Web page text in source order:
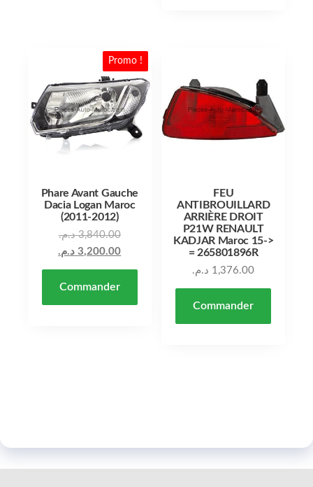
Promo !
Phare Avant Gauche
Dacia Logan Maroc
(2011-2012)
3,840.00 د.م.
3,200.00 د.م.
Commander
FEU
ANTIBROUILLARD
ARRIÈRE DROIT
P21W RENAULT
KADJAR Maroc 15->
= 265801896R
1,376.00 د.م.
Commander